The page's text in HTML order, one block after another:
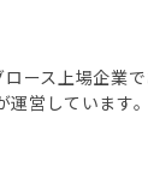
ース上場企業
営しています。